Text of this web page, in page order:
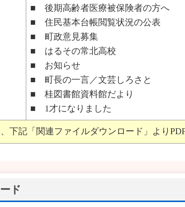
■ 後期高齢者医療被保険者の方へ
■ 住民基本台帳閲覧状況の公表
■ 町政意見募集
■ はるその常北高校
■ お知らせ
■ 町長の一言／文芸しろさと
■ 桂図書館資料館だより
■ 1才になりました
下記「関連ファイルダウンロード」より
ド